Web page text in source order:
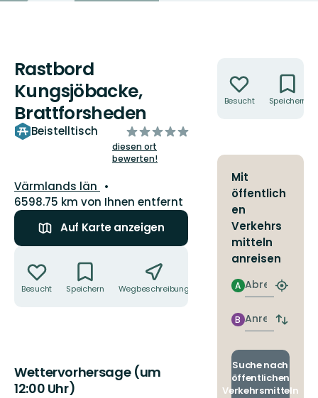
Rastbord
Kungsjöbacke,
Brattforsheden
Beistelltisch
von
5
Sternen
diesen ort
bewerten!
Landkreis:
Värmlands län
6598.75 km von Ihnen entfernt
Auf Karte anzeigen
Besucht Speichern Wegbeschreibung
Wettervorhersage (um
12:00 Uhr)
Besucht Speichern
Mit
öffentlich
en
Verkehrs
mitteln
anreisen
Abreise
A
finden
Anreise
B
Suche nach
öffentlichen
Verkehrsmitteln